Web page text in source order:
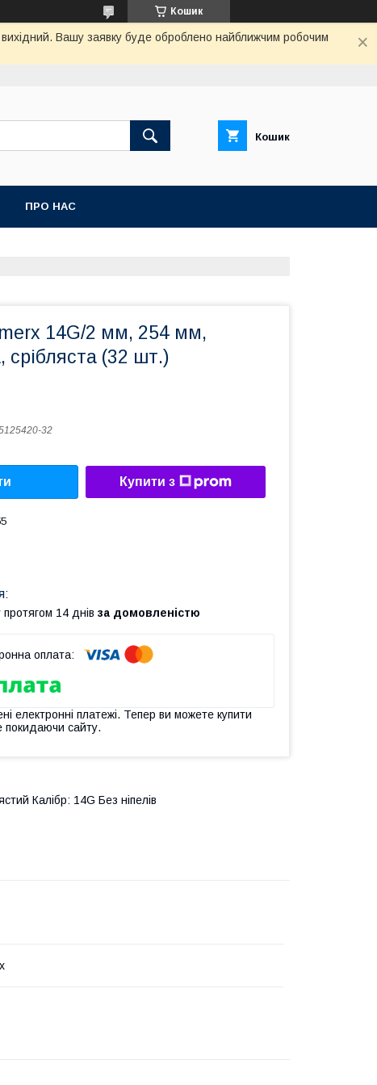
Кошик
вихідний. Вашу заявку буде оброблено найближчим робочим
Кошик
ПРО НАС
14G/2 мм, 254 мм,
срібляста (32 шт.)
32
Купити з
14 днів за домовленістю
електронні платежі. Тепер ви можете купити
покидаючи сайту.
Калібр: 14G Без ніпелів